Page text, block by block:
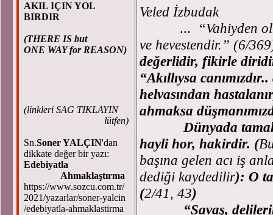
AKIL IÇIN YOL
BIRDIR
(THERE IS but
ONE WAY for REASON)
(linkleri SAG TIKLAYIN
lütfen)
Sn.Soner YALÇIN'dan
dikkate değer bir yazı:
Edebiyatla
Ahmaklaştırma
https://www.sozcu.com.tr/
2021/yazarlar/soner-yalcin
/edebiyatla-ahmaklastirma
Veled İzbudak
...
“Vahiyden
ve hevestendir.” (6/
değerlidir, fikirle
“Akıllıysa
helvasından
ahmaksa
Dünyada
hayli hor, hakirdir. (
başına gelen acı iş
dediği kaydedilir): O
(2/41, 43)
“Savaş, delilerin